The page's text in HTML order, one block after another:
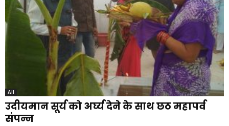
All
उदीयमान सूर्य को अर्घ्य देने के साथ छठ महापर्व
संपन्न